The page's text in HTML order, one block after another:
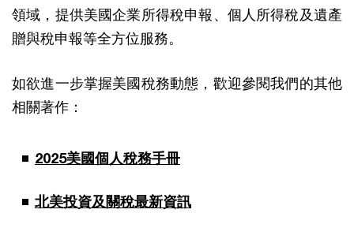
領域，提供美國企業所得稅申報、個人所得稅及遺產
贈與稅申報等全方位服務。
如欲進一步掌握美國稅務動態，歡迎參閱我們的其他
相關著作：
2025美國個人稅務手冊
北美投資及關稅最新資訊